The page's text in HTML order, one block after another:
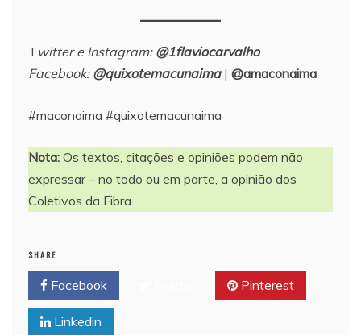
Twitter e Instagram: @1flaviocarvalho
Facebook: @quixotemacunaima| @amaconaima
#maconaima #quixotemacunaima
Nota: Os textos, citações e opiniões podem não
expressar – no todo ou em parte, a opinião dos
Coletivos da Fibra.
SHARE
Facebook Pinterest
Linkedin